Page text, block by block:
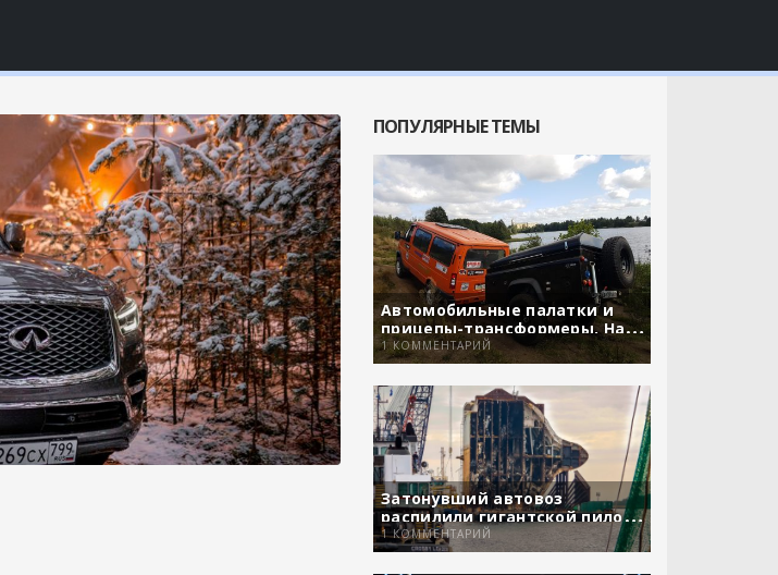
ПОПУЛЯРНЫЕ ТЕМЫ
Автомобильные палатки и
прицепы-трансформеры. На
сколько они удобны?
1 КОММЕНТАРИЙ
Затонувший автовоз
распилили гигантской пилой
вместе с машинами
1 КОММЕНТАРИЙ